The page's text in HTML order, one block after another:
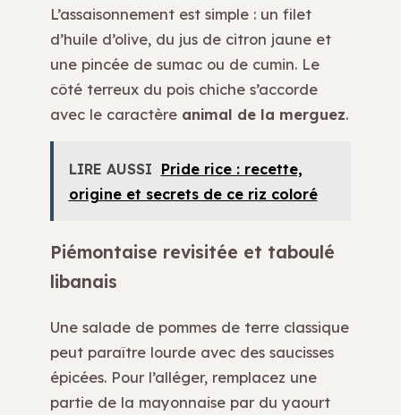
L’assaisonnement est simple : un filet
d’huile d’olive, du jus de citron jaune et
une pincée de sumac ou de cumin. Le
côté terreux du pois chiche s’accorde
avec le caractère animal de la merguez.
LIRE AUSSI Pride rice : recette,
origine et secrets de ce riz coloré
Piémontaise revisitée et taboulé
libanais
Une salade de pommes de terre classique
peut paraître lourde avec des saucisses
épicées. Pour l’alléger, remplacez une
partie de la mayonnaise par du yaourt